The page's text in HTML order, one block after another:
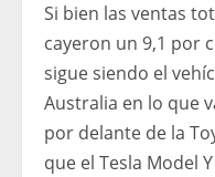
Si bien las ventas
cayeron un 9,1 por
sigue siendo el
Australia en lo que
por delante de la
que el Tesla Model